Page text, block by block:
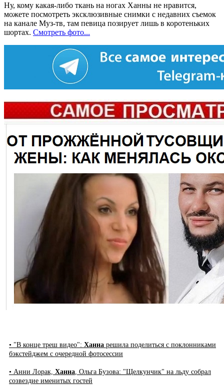
Ну, кому какая-либо ткань на ногах Ханны не нравится,
можете посмотреть эксклюзивные снимки с недавних съемок
на канале Муз-тв, там певица позирует лишь в коротеньких
шортах. Смотреть фото...
• "В конце треш видео": Ханна решила поделиться с поклонниками
бэкстейджем с очередной фотосессии
• Анни Лорак, Ханна , Ольга Бузова: "Щелкунчик" на льду собрал
созвездие именитых гостей